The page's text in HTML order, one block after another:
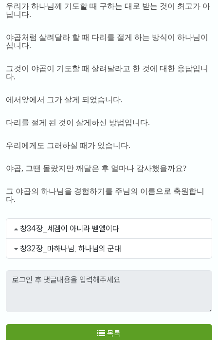
우리가 하나님께 기도할 때 구하는 대로 받는 것이 최고가 아
닙니다.
야곱처럼 살려달라 할 때 다리를 절게 하는 방식이 하나님이
십니다.
그것이 야곱이 기도할 때 살려달라고 한 것에 대한 응답입니
다.
에서앞에서 그가 살게 되었습니다.
다리를 절게 된 것이 살게하신 방법입니다.
우리에게도 그러하실 때가 있습니다.
야곱, 그땐 몰랐지만 깨달은 후 얼마나 감사했을까요?
그 야곱의 하나님을 경험하기를 주님의 이름으로 축원합니
다.
창34장_세겜이 아니라 벧엘이다
창32장_마하나님, 하나님의 군대
목록